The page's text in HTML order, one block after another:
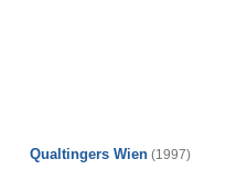
Qualtingers Wien (1997)